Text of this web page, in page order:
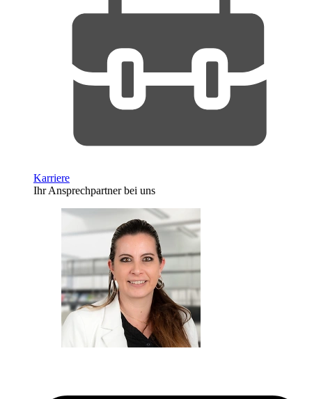
Karriere
Ihr Ansprechpartner bei uns